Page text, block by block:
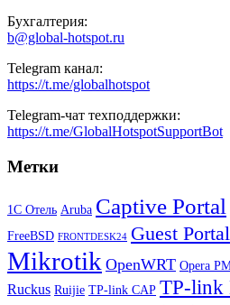
Бухгалтерия:
b@global-hotspot.ru
Telegram канал:
https://t.me/globalhotspot
Telegram-чат техподдержки:
https://t.me/GlobalHotspotSupportBot
Метки
1С Отель Aruba Captive Portal
FreeBSD FRONTDESK24 Guest Portal
Mikrotik OpenWRT Opera
Ruckus Ruijie TP-link CAP TP-link